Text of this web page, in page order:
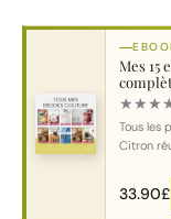
Mes 15
★★★
Tous les
Citron
33.90£